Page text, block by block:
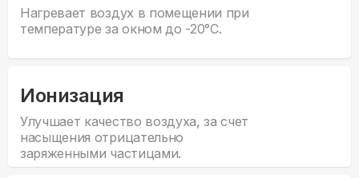
Нагревает воздух в помещении при
температуре за окном до -20°С.
Ионизация
Улучшает качество воздуха, за счет
насыщения отрицательно
заряженными частицами.